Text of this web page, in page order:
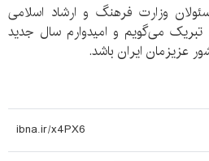
وزارت فرهنگ و ارشاد اسلامی
می‌گویم و امیدوارم سال جدید
عزیزمان ایران باشد.